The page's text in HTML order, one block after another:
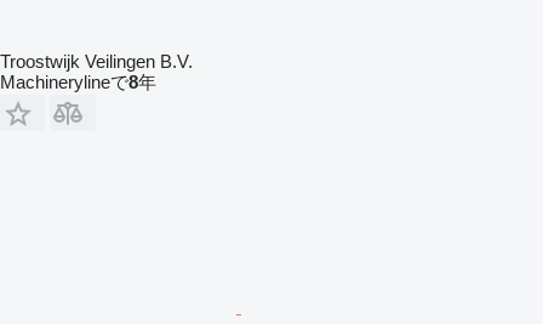
Troostwijk Veilingen B.V.
Machinerylineで8年